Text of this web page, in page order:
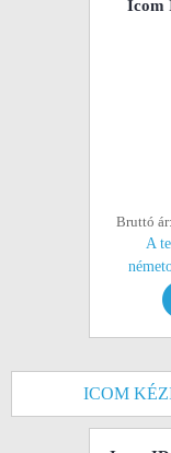
Icom
Bruttó
A
ICOM